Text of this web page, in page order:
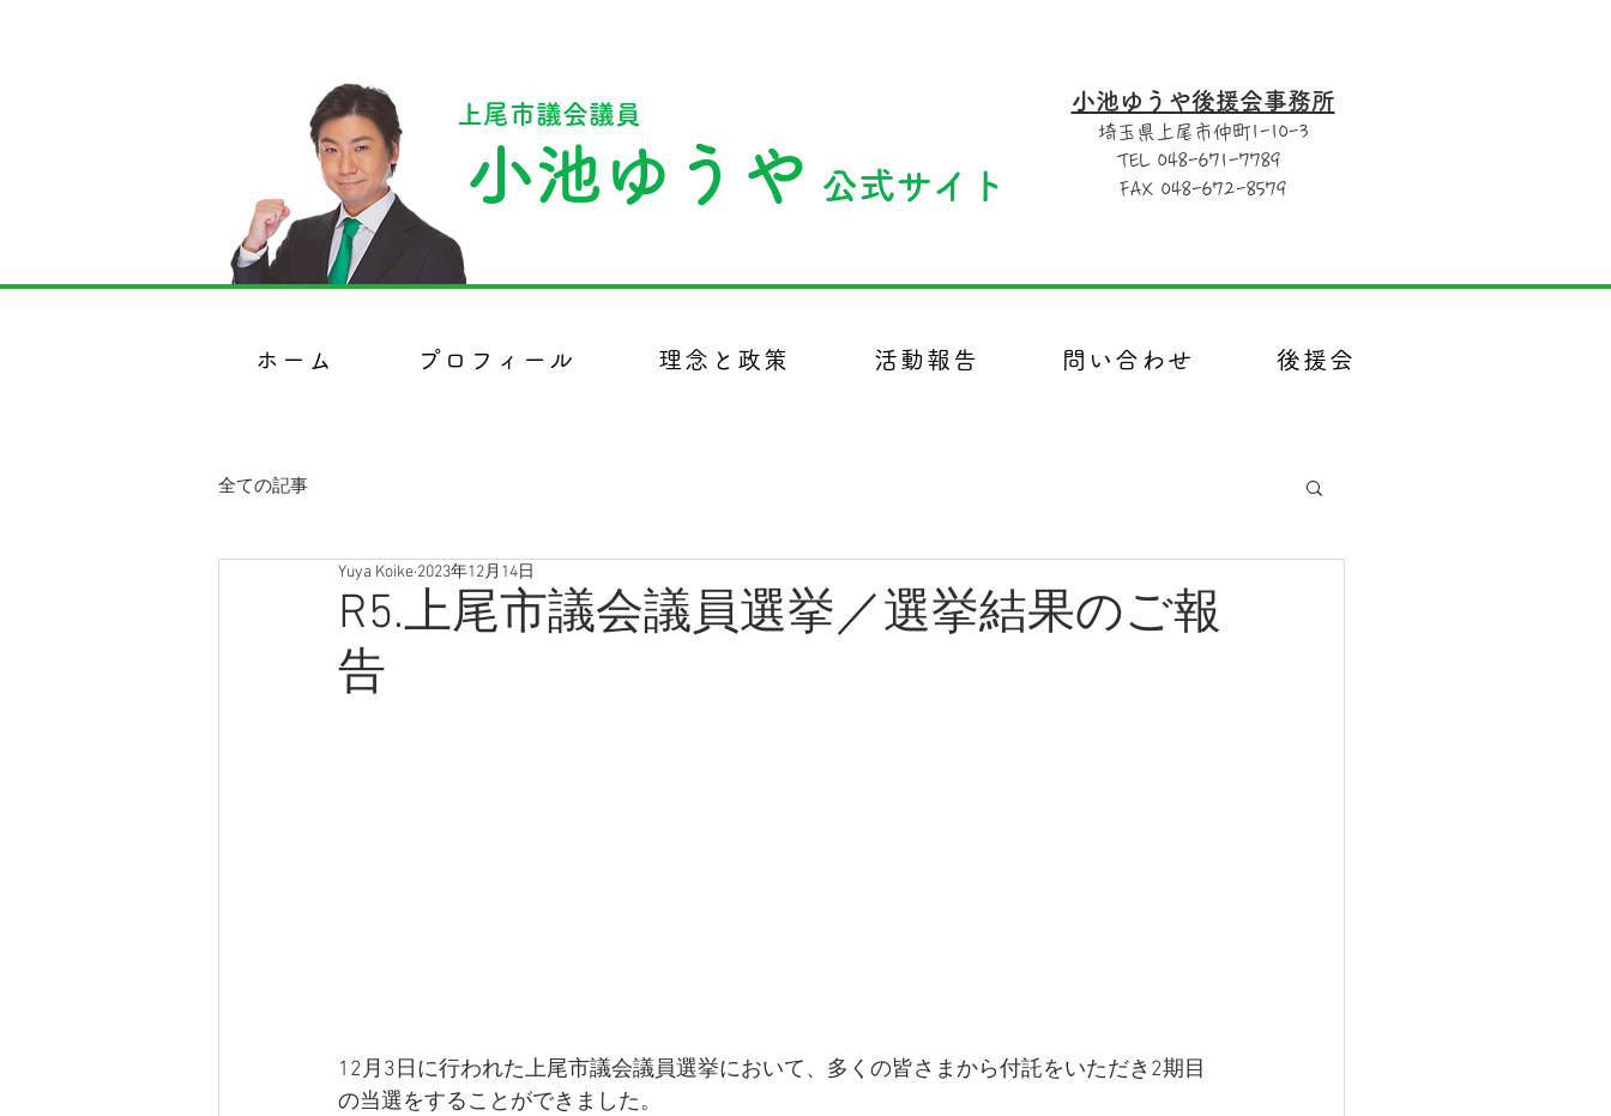
小池ゆうや 公式サイト
上尾市議会議員 小池ゆうや後援会事務所
埼玉県上尾市仲町1-10-3
TEL 048-671-7789
FAX 048-672-8579
ホーム プロフィール 理念と政策 活動報告 問い合わせ 後援会
全ての記事
R5.上尾市議会議員選挙／選挙結果のご報
告
Yuya Koike 2023年12月14日
12月3日に行われた上尾市議会議員選挙において、多くの皆さまから付託をいただき2期目
の当選をすることができました。